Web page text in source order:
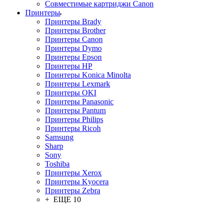
Совместимые картриджи Canon
Принтеры
Принтеры Brady
Принтеры Brother
Принтеры Canon
Принтеры Dymo
Принтеры Epson
Принтеры HP
Принтеры Konica Minolta
Принтеры Lexmark
Принтеры OKI
Принтеры Panasonic
Принтеры Pantum
Принтеры Philips
Принтеры Ricoh
Samsung
Sharp
Sony
Toshiba
Принтеры Xerox
Принтеры Kyocera
Принтеры Zebra
+ ЕЩЕ 10